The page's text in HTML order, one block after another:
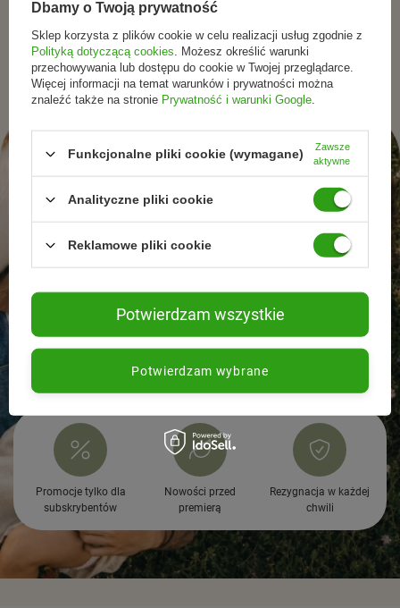
promocjach, nowościach oraz inspiracjach ze świata
naturalnej pielęgnacjii zdrowego stylu życia.
Promocje tylko dla
subskrybentów
Nowości przed
premierą
Rezygnacja w każdej
chwili
Dbamy o Twoją prywatność
Sklep korzysta z plików cookie w celu realizacji usług zgodnie z
Polityką dotyczącą cookies . Możesz określić warunki
przechowywania lub dostępu do cookie w Twojej przeglądarce.
Więcej informacji na temat warunków i prywatności można
znaleźć także na stronie Prywatność i warunki Google
Funkcjonalne pliki cookie (wymagane)
Zawsze
aktywne
Analityczne pliki cookie
Reklamowe pliki cookie
Potwierdzam wybrane
Potwierdzam wszystkie